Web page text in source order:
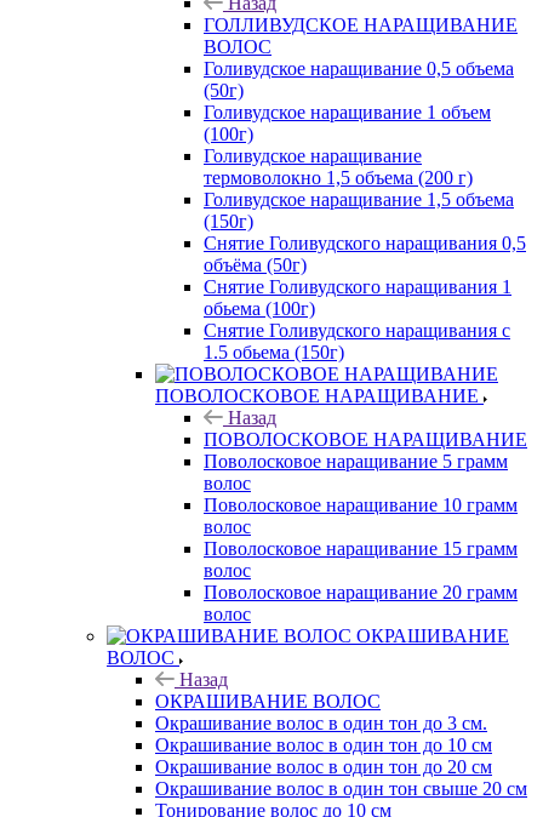
ГОЛЛИВУДСКОЕ НАРАЩИВАНИЕ
ВОЛОС
Голивудское наращивание 0,5 объема
(50г)
Голивудское наращивание 1 объем
(100г)
Голивудское наращивание
термоволокно 1,5 объема (200 г)
Голивудское наращивание 1,5 объема
(150г)
Снятие Голивудского наращивания 0,5
объёма (50г)
Снятие Голивудского наращивания 1
обьема (100г)
Снятие Голивудского наращивания с
1.5 обьема (150г)
ПОВОЛОСКОВОЕ НАРАЩИВАНИЕ
Назад
ПОВОЛОСКОВОЕ НАРАЩИВАНИЕ
Поволосковое наращивание 5 грамм
волос
Поволосковое наращивание 10 грамм
волос
Поволосковое наращивание 15 грамм
волос
Поволосковое наращивание 20 грамм
волос
ОКРАШИВАНИЕ
ВОЛОС
Назад
ОКРАШИВАНИЕ ВОЛОС
Окрашивание волос в один тон до 3 см.
Окрашивание волос в один тон до 10 см
Окрашивание волос в один тон до 20 см
Окрашивание волос в один тон свыше 20 см
Тонирование волос до 10 см